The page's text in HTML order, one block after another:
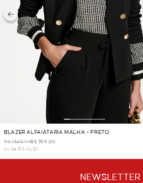
BLAZER ALFAIATARIA MALHA - PRETO
R$ 1.345,00R$ 399,00
6x de R$ 66,50
NEWSLETTER